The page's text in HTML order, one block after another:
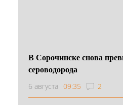
В Сорочинске снова
сероводорода
6 августа 09:35 2